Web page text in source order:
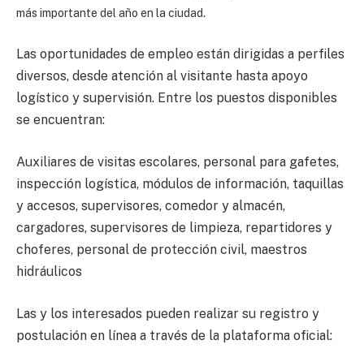
más importante del año en la ciudad.
Las oportunidades de empleo están dirigidas a perfiles
diversos, desde atención al visitante hasta apoyo
logístico y supervisión. Entre los puestos disponibles
se encuentran:
Auxiliares de visitas escolares, personal para gafetes,
inspección logística, módulos de información, taquillas
y accesos, supervisores, comedor y almacén,
cargadores, supervisores de limpieza, repartidores y
choferes, personal de protección civil, maestros
hidráulicos
Las y los interesados pueden realizar su registro y
postulación en línea a través de la plataforma oficial: